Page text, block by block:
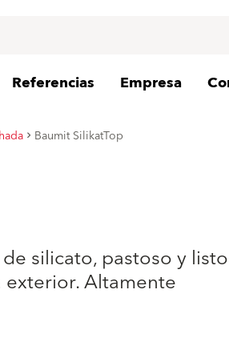
Referencias Empresa
Baumit SilikatTop
silicato, pastoso y
Altamente